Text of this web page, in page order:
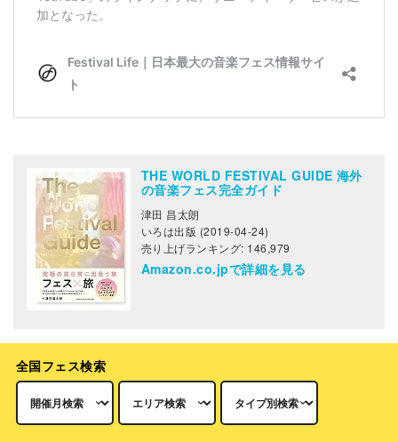
THE WORLD FESTIVAL GUIDE 海外
の音楽フェス完全ガイド
津田 昌太朗
いろは出版 (2019-04-24)
売り上げランキング: 146,979
Amazon.co.jpで詳細を見る
全国フェス検索